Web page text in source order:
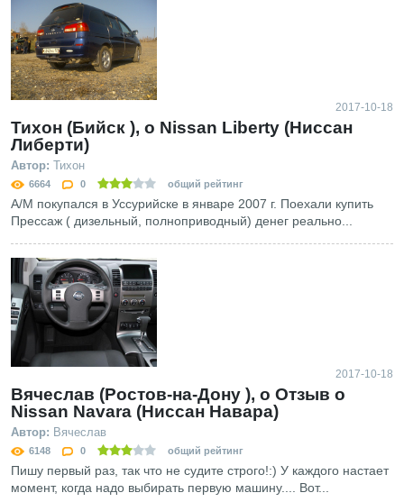
2017-10-18
Тихон (Бийск ), о Nissan Liberty (Ниссан
Либерти)
Автор: Тихон
6664 0 общий рейтинг
А/М покупался в Уссурийске в январе 2007 г. Поехали купить
Прессаж ( дизельный, полноприводный) денег реально...
2017-10-18
Вячеслав (Ростов-на-Дону ), о Отзыв о
Nissan Navara (Ниссан Навара)
Автор: Вячеслав
6148 0 общий рейтинг
Пишу первый раз, так что не судите строго!:) У каждого настает
момент, когда надо выбирать первую машину.... Вот...